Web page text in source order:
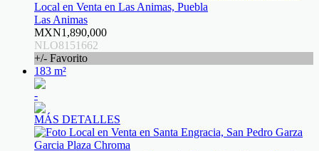
Local en Venta en Las Animas, Puebla
Las Animas
MXN1,890,000
NLO8151662
+/- Favorito
183 m²
-
MÁS DETALLES